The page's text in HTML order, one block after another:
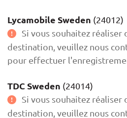
Lycamobile Sweden (24012)
Si vous souhaitez réaliser
destination, veuillez nous
pour effectuer
TDC Sweden (24014)
Si vous souhaitez réaliser
destination, veuillez nous